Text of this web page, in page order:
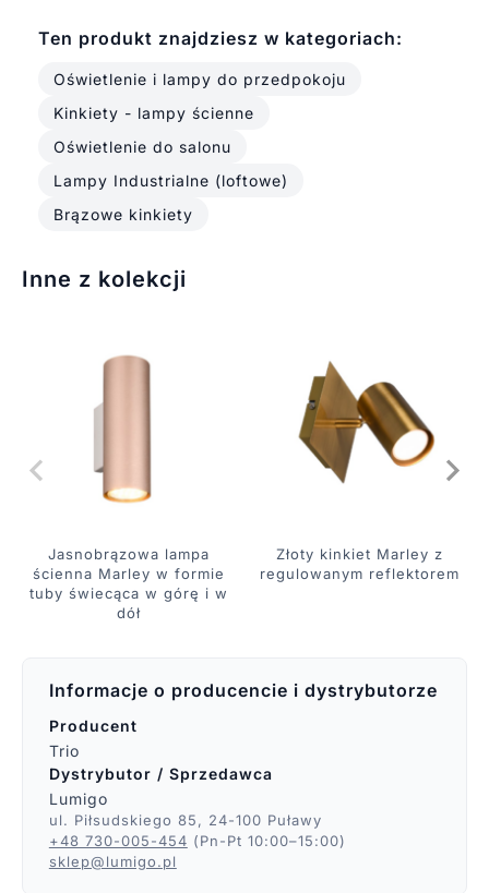
Ten produkt znajdziesz w kategoriach:
Oświetlenie i lampy do przedpokoju
Kinkiety - lampy ścienne
Oświetlenie do salonu
Lampy Industrialne (loftowe)
Brązowe kinkiety
Inne z kolekcji
Jasnobrązowa lampa
ścienna Marley w formie
tuby świecąca w górę i w
dół
Złoty kinkiet Marley z
regulowanym reflektorem
Informacje o producencie i dystrybutorze
Producent
Trio
Dystrybutor / Sprzedawca
Lumigo
ul. Piłsudskiego 85, 24-100 Puławy
+48 730-005-454 (Pn-Pt 10:00–15:00)
sklep@lumigo.pl